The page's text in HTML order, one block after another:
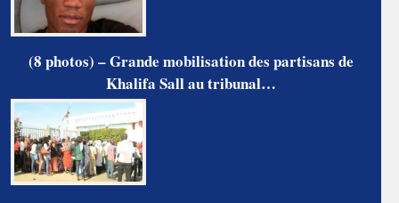
(8 photos) – Grande mobilisation des partisans de
Khalifa Sall au tribunal…